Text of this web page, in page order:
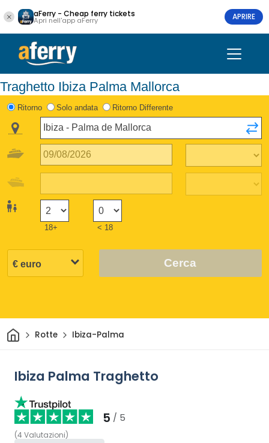
aFerry - Cheap ferry tickets
Apri nell'app aFerry APRIRE
Traghetto Ibiza Palma Mallorca
Ritorno Solo andata Ritorno Differente
18+ < 18
Cerca
CasaRotte Ibiza-Palma
Ibiza Palma Traghetto
5 / 5
(4 Valutazioni)